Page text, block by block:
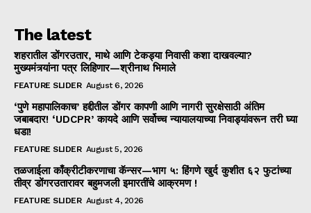
The latest
शहरातील डोंगरउतार, माथे आणि टेकड्या निवासी कशा दाखवल्या?
मुख्यमंत्र्यांना पत्र लिहिणार—श्रीनाथ भिमाले
FEATURE SLIDER August 6, 2026
‘पुणे महापालिकाच’ हद्दीतील डोंगर कापणी आणि नागरी सुरक्षेसाठी अंतिम
जबाबदार! ‘UDCPR’ कायदे आणि सर्वोच्च न्यायालयाच्या निवाड्यांवरून तरी घ्या
धडा!
FEATURE SLIDER August 5, 2026
तळजाईला काँक्रीटीकरणाचा कॅन्सर—भाग ५: हिंगणे खुर्द कुशीत ६२ फुटांच्या
तीव्र डोंगरउतारावर बहुमजली इमारतींचे आक्रमण !
FEATURE SLIDER August 4, 2026